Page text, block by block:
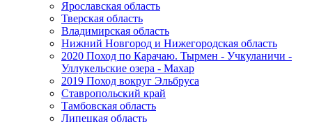
Ярославская область
Тверская область
Владимирская область
Нижний Новгород и Нижегородская область
2020 Поход по Карачаю. Тырмен - Учкуланичи -
Уллукельские озера - Махар
2019 Поход вокруг Эльбруса
Ставропольский край
Тамбовская область
Липецкая область